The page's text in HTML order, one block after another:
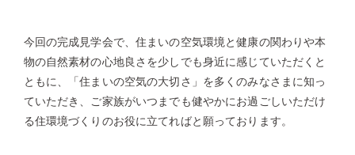
今回の完成見学会で、住まいの空気環境と健康の関わりや本
物の自然素材の心地良さを少しでも身近に感じていただくと
ともに、「住まいの空気の大切さ」を多くのみなさまに知っ
ていただき、ご家族がいつまでも健やかにお過ごしいただけ
る住環境づくりのお役に立てればと願っております。